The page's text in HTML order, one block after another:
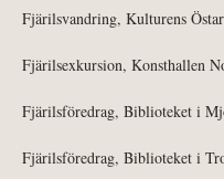
Fjärilsvandring, Kulturens
Fjärilsexkursion, Konsthallen
Fjärilsföredrag, Biblioteket i
Fjärilsföredrag, Biblioteket i